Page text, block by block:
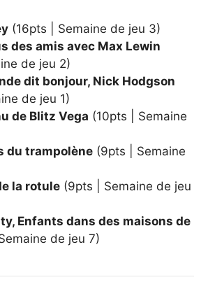
(16pts | Semaine de jeu 3)
des amis avec Max Lewin
de jeu 2)
dit bonjour, Nick Hodgson
de jeu 1)
de Blitz Vega (10pts | Semaine
du trampolène (9pts | Semaine
la rotule (9pts | Semaine de jeu
Enfants dans des maisons de
de jeu 7)